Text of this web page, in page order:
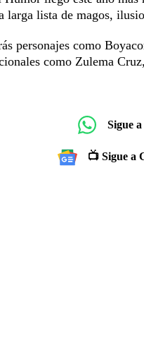
larga lista de magos,
personajes como
como Zulema
Sigue
📺 Sigue a